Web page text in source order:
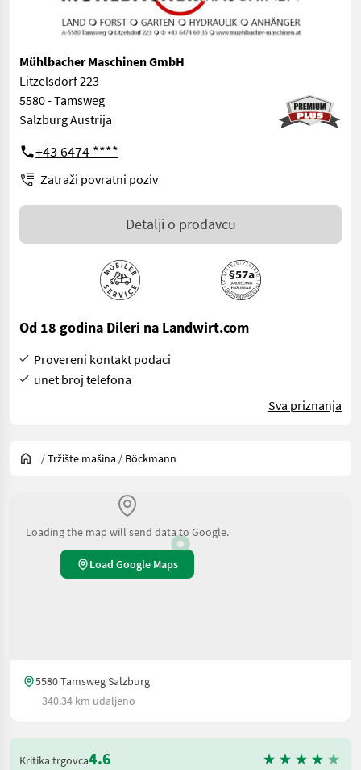
Mühlbacher Maschinen GmbH
Litzelsdorf 223
5580 - Tamsweg
Salzburg Austrija
+43 6474 ****
Zatraži povratni poziv
Detalji o prodavcu
Od 18 godina Dileri na Landwirt.com
Provereni kontakt podaci
unet broj telefona
Sva priznanja
/Tržište mašina / Böckmann
Loading the map will send data to Google.
Load Google Maps
5580 Tamsweg Salzburg
340.34 km udaljeno
Kritika trgovca4.6